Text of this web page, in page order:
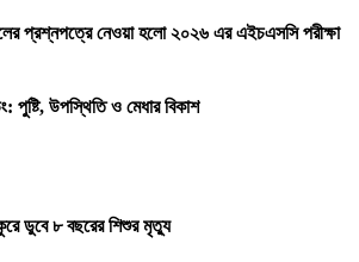
প্রশ্নপত্রে নেওয়া হলো ২০২৬ এর এইচএসসি পরীক্ষা
পুষ্টি, উপস্থিতি ও মেধার বিকাশ
ডুবে ৮ বছরের শিশুর মৃত্যু